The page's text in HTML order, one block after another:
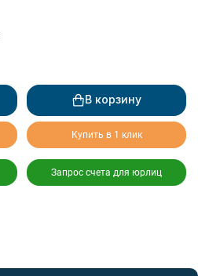
В корзину
Купить в 1 клик
Запрос счета для юрлиц